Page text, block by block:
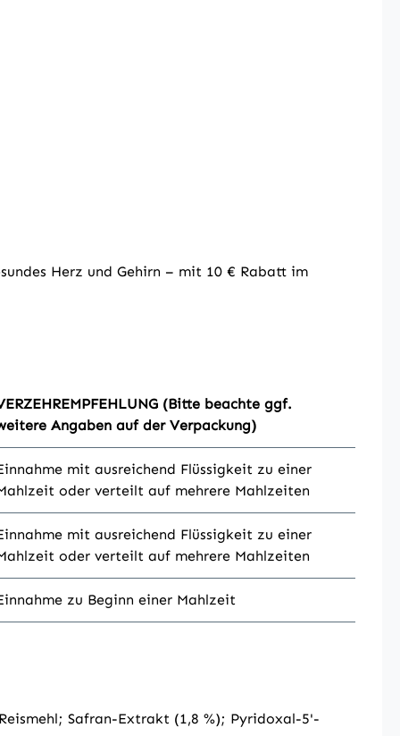
Herz und Gehirn – mit 10 € Rabatt im
(Bitte beachte ggf.
Angaben auf der Verpackung)
mit ausreichend Flüssigkeit zu einer
oder verteilt auf mehrere Mahlzeiten
mit ausreichend Flüssigkeit zu einer
oder verteilt auf mehrere Mahlzeiten
zu Beginn einer Mahlzeit
Safran-Extrakt (1,8 %); Pyridoxal-5'-